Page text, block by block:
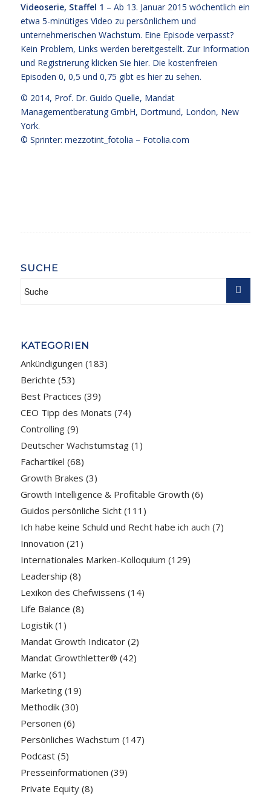
Videoserie, Staffel 1 – Ab 13. Januar 2015 wöchentlich ein
etwa 5-minütiges Video zu persönlichem und
unternehmerischen Wachstum. Eine Episode verpasst?
Kein Problem, Links werden bereitgestellt. Zur Information
und Registrierung klicken Sie hier. Die kostenfreien
Episoden 0, 0,5 und 0,75 gibt es hier zu sehen.
© 2014, Prof. Dr. Guido Quelle, Mandat
Managementberatung GmbH, Dortmund, London, New
York.
© Sprinter: mezzotint_fotolia – Fotolia.com
SUCHE
KATEGORIEN
Ankündigungen (183)
Berichte (53)
Best Practices (39)
CEO Tipp des Monats (74)
Controlling(9)
Deutscher Wachstumstag(1)
Fachartikel (68)
Growth Brakes (3)
Growth Intelligence & Profitable Growth (6)
Guidos persönliche Sicht(111)
Ich habe keine Schuld und Recht habe ich auch (7)
Innovation (21)
Internationales Marken-Kolloquium (129)
Leadership (8)
Lexikon des Chefwissens (14)
Life Balance (8)
Logistik(1)
Mandat Growth Indicator(2)
Mandat Growthletter® (42)
Marke (61)
Marketing(19)
Methodik(30)
Personen (6)
Persönliches Wachstum (147)
Podcast(5)
Presseinformationen (39)
Private Equity(8)